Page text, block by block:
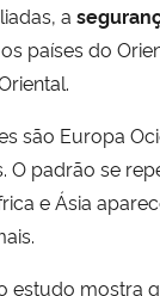
a
países do
são Europa
O padrão se
e Ásia
estudo mostra